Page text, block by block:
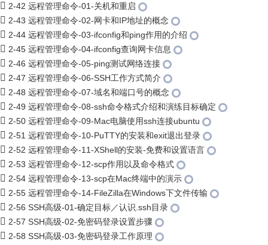
2-42 远程管理命令-01-关机和重启
2-43 远程管理命令-02-网卡和IP地址的概念
2-44 远程管理命令-03-ifconfig和ping作用的介绍
2-45 远程管理命令-04-ifconfig查询网卡信息
2-46 远程管理命令-05-ping测试网络连接
2-47 远程管理命令-06-SSH工作方式简介
2-48 远程管理命令-07-域名和端口号的概念
2-49 远程管理命令-08-ssh命令格式介绍和演练目标确定
2-50 远程管理命令-09-Mac电脑使用ssh连接ubuntu
2-51 远程管理命令-10-PuTTY的安装和exit退出登录
2-52 远程管理命令-11-XShell的安装-免费和设置语言
2-53 远程管理命令-12-scp作用以及命令格式
2-54 远程管理命令-13-scp在Mac终端中的演示
2-55 远程管理命令-14-FileZilla在Windows下文件传输
2-56 SSH高级-01-确定目标／认识.ssh目录
2-57 SSH高级-02-免密码登录设置步骤
2-58 SSH高级-03-免密码登录工作原理